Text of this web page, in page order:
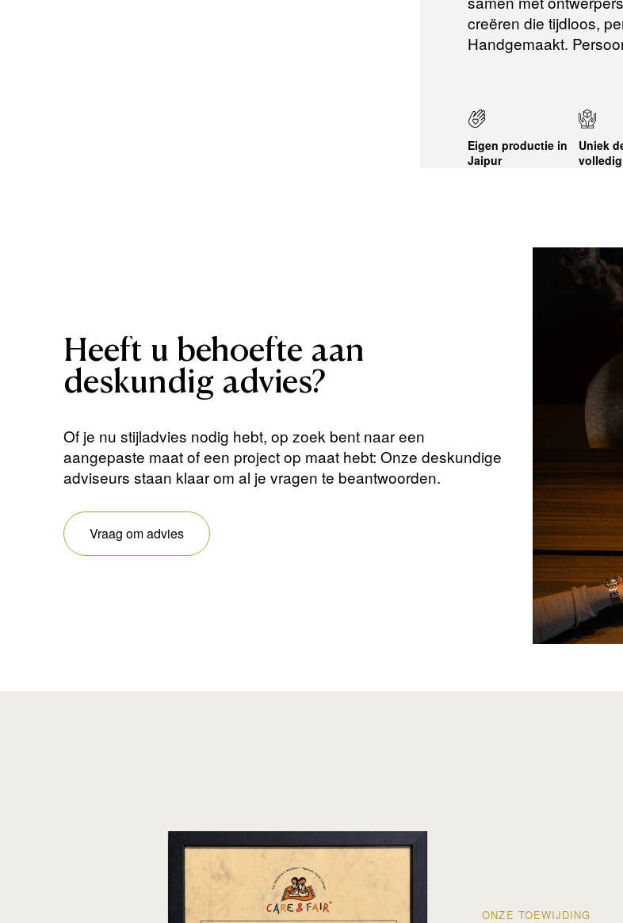
creëren die tijdloos,
Handgemaakt.
Eigen productie in
Jaipur
Uniek
Heeft u behoefte aan
deskundig advies?
Of je nu stijladvies nodig hebt, op zoek bent naar een
aangepaste maat of een project op maat hebt: Onze deskundige
adviseurs staan ​​klaar om al je vragen te beantwoorden.
Vraag om advies
ONZE TOEWIJDING